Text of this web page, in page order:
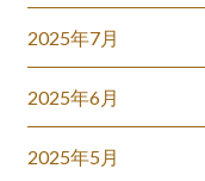
2025年7月
2025年6月
2025年5月